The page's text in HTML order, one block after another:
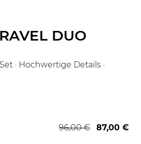
DUO
· Hochwertige Details ·
96,00 € 87,00 €